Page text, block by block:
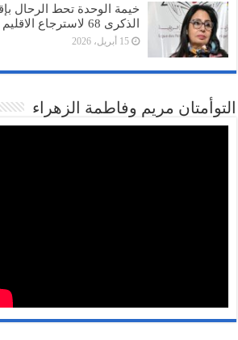
خيمة الوحدة تحط الرحال
الذكرى 68 لاسترجاع الاقليم
15 أبريل، 2026
التوأمتان مريم وفاطمة الزهراء